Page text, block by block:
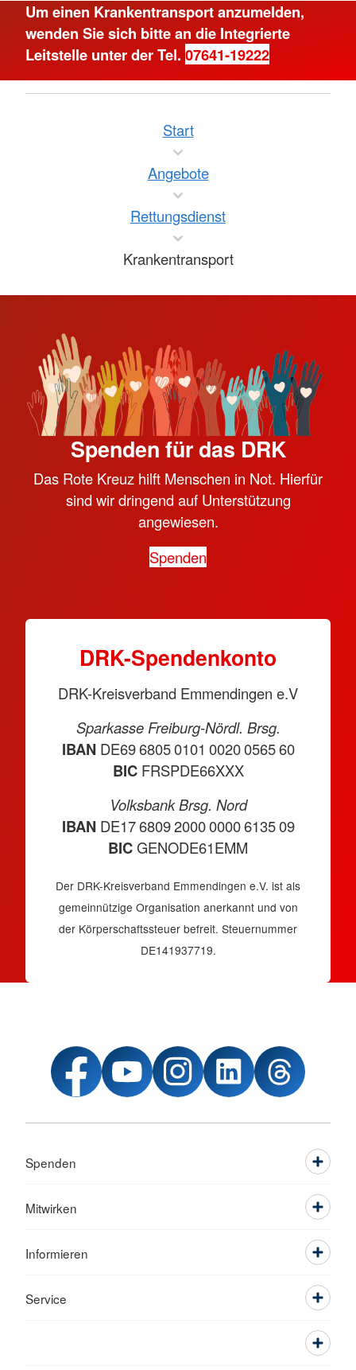
Um einen Krankentransport anzumelden,
wenden Sie sich bitte an die Integrierte
Leitstelle unter der Tel. 07641-19222
Start
Angebote
Rettungsdienst
Krankentransport
Spenden für das DRK
Das Rote Kreuz hilft Menschen in Not. Hierfür
sind wir dringend auf Unterstützung
angewiesen.
Spenden
DRK-Spendenkonto
DRK-Kreisverband Emmendingen e.V
Sparkasse Freiburg-Nördl. Brsg.
IBANDE69 6805 0101 0020 0565 60
BICFRSPDE66XXX
Volksbank Brsg. Nord
IBANDE17 6809 2000 0000 6135 09
BICGENODE61EMM
Der DRK-Kreisverband Emmendingen e.V. ist als
gemeinnützige Organisation anerkannt und von
der Körperschaftssteuer befreit. Steuernummer
DE141937719.
Spenden
Mitwirken
Informieren
Service